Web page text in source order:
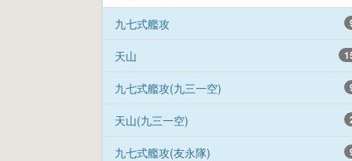
九七式艦攻
天山
九七式艦攻(九三一空)
天山(九三一空)
九七式艦攻(友永隊)